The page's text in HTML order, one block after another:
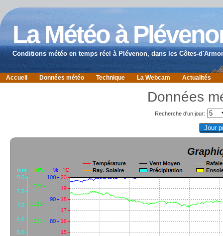
La Météo à
Conditions météo en temps réel à Plévenon, dans les Côtes-
Accueil Données météo Technique La Webcam Actualités
Données
Recherche d'un jour: